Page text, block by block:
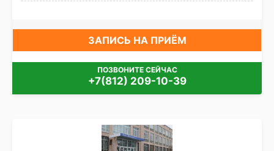
ЗАПИСЬ НА ПРИЁМ
ПОЗВОНИТЕ СЕЙЧАС
+7(812) 209-10-39